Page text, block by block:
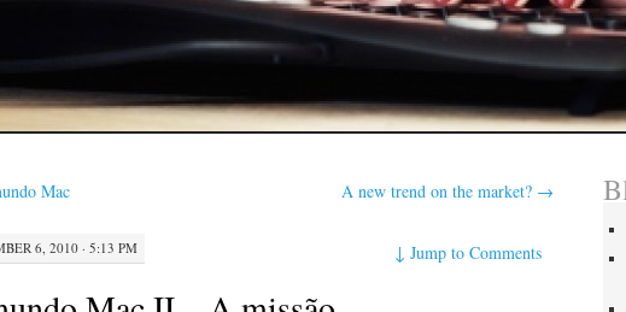
Mac A new trend on the market? →
6, 2010 · 5:13 PM ↓Jump to Comments